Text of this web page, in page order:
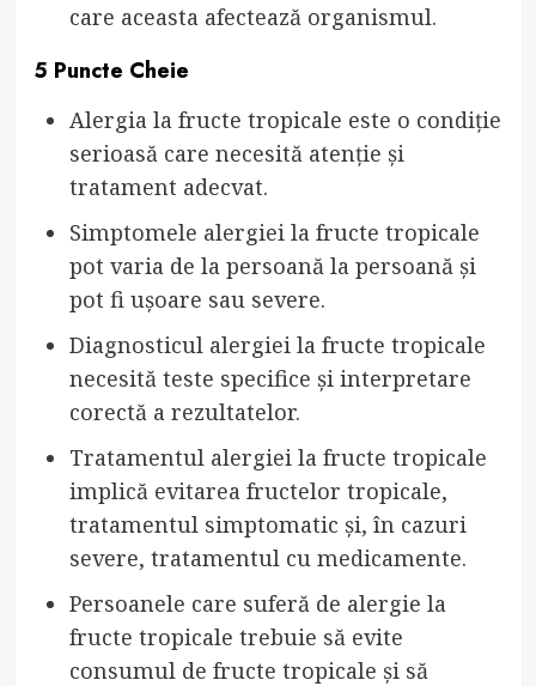
care aceasta afectează organismul.
5 Puncte Cheie
Alergia la fructe tropicale este o condiție
serioasă care necesită atenție și
tratament adecvat.
Simptomele alergiei la fructe tropicale
pot varia de la persoană la persoană și
pot fi ușoare sau severe.
Diagnosticul alergiei la fructe tropicale
necesită teste specifice și interpretare
corectă a rezultatelor.
Tratamentul alergiei la fructe tropicale
implică evitarea fructelor tropicale,
tratamentul simptomatic și, în cazuri
severe, tratamentul cu medicamente.
Persoanele care suferă de alergie la
fructe tropicale trebuie să evite
consumul de fructe tropicale și să